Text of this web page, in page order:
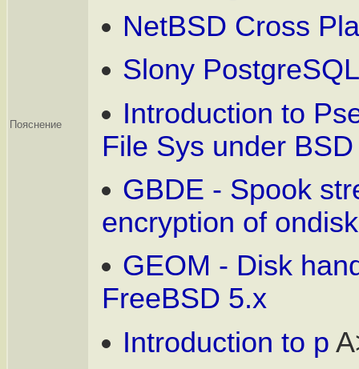
Пояснение
NetBSD Cross
Slony
Introduction to
File Sys under BSD
GBDE - Spook
encryption of
GEOM - Disk
FreeBSD 5.x
Introduction to p